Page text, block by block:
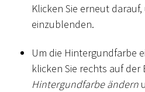
Klicken Sie erneut
einzublenden.
Um die Hintergundfarbe
klicken Sie rechts auf der
Hintergundfarbe ändern